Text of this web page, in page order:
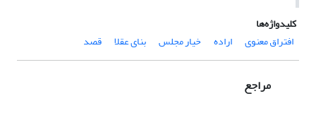
کلیدواژه‌ها
افتراق معنوی
اراده خیار مجلس بنای عقلا قصد
مراجع